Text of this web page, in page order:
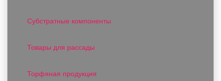
Субстратные компоненты
Товары для рассады
Торфяная продукция